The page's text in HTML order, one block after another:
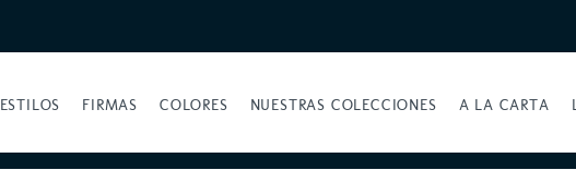
ESTILOS FIRMAS COLORES NUESTRAS COLECCIONES A LA CARTA